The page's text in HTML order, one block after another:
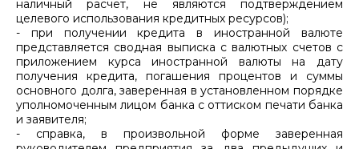
наличный расчет, не являются подтверждением
целевого использования кредитных ресурсов);
- при получении кредита в иностранной валюте
представляется сводная выписка с валютных счетов с
приложением курса иностранной валюты на дату
получения кредита, погашения процентов и суммы
основного долга, заверенная в установленном порядке
уполномоченным лицом банка с оттиском печати банка
и заявителя;
- справка, в произвольной форме заверенная